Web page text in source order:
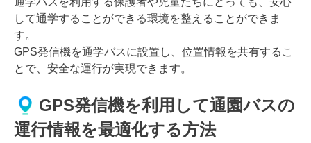
して通学することができる環境を整えることができま
す。
GPS発信機を通学バスに設置し、位置情報を共有するこ
とで、安全な運行が実現できます。
GPS発信機を利用して通園バスの
運行情報を最適化する方法